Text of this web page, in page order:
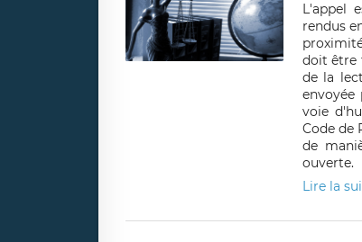
L'appel
rendus
doit être
de la
voie
Code de
de
ouverte.
Lire la